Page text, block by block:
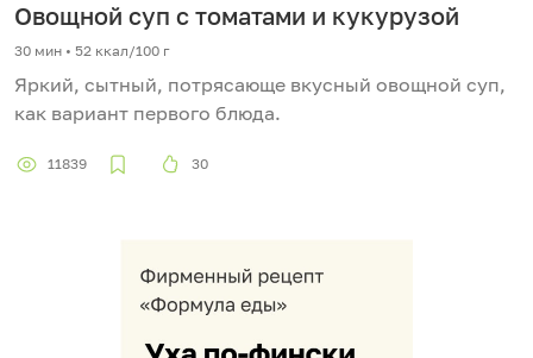
Овощной суп с томатами и кукурузой
30 мин • 52 ккал/100 г
Яркий, сытный, потрясающе вкусный овощной суп,
как вариант первого блюда.
11839 30